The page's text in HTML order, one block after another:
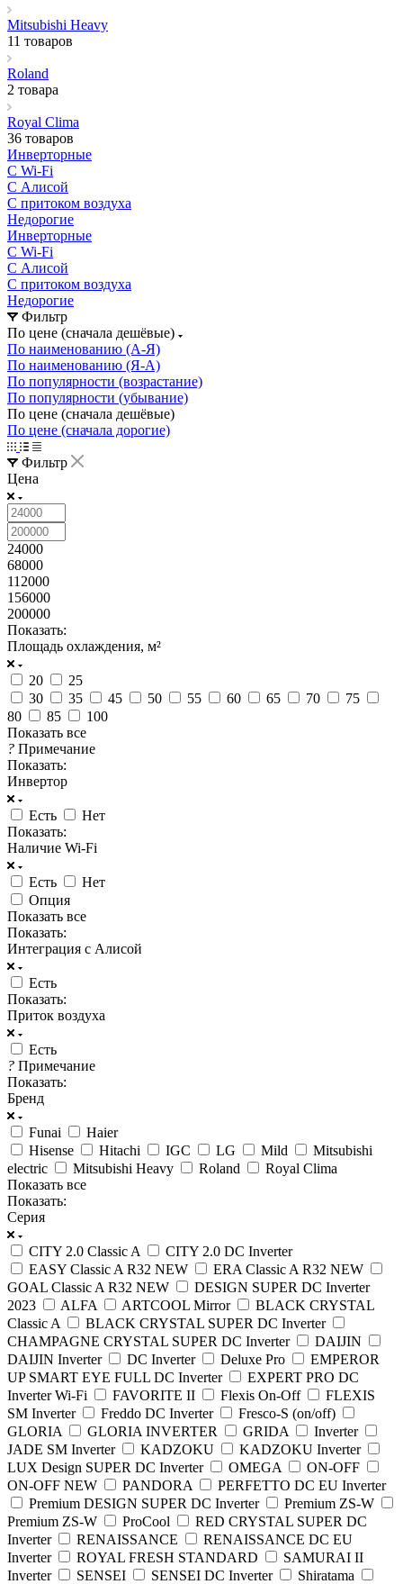
Mitsubishi Heavy
11 товаров
Roland
2 товара
Royal Clima
36 товаров
Инверторные
С Wi-Fi
С Алисой
С притоком воздуха
Недорогие
Инверторные
С Wi-Fi
С Алисой
С притоком воздуха
Недорогие
Фильтр
По цене (сначала дешёвые)
По наименованию (А-Я)
По наименованию (Я-А)
По популярности (возрастание)
По популярности (убывание)
По цене (сначала дешёвые)
По цене (сначала дорогие)
Фильтр
Цена
24000
68000
112000
156000
200000
Показать:
Площадь охлаждения, м²
20
25
30
35 45 50 55 60 65 70
75
80
85
100
Показать все
? Примечание
Показать:
Инвертор
Есть
Нет
Показать:
Наличие Wi-Fi
Есть
Нет
Опция
Показать все
Показать:
Интеграция с Алисой
Есть
Показать:
Приток воздуха
Есть
? Примечание
Показать:
Бренд
Funai
Haier
Hisense
Hitachi IGC LG Mild
Mitsubishi
electric
Mitsubishi Heavy Roland
Royal Clima
Показать все
Показать:
Серия
CITY 2.0 Classic A
CITY 2.0 DC Inverter
EASY Classic A R32 NEW
ERA Classic A R32 NEW
GOAL Classic A R32 NEW
DESIGN SUPER DC Inverter
2023
ALFA ARTCOOL Mirror
BLACK CRYSTAL
Classic A
BLACK CRYSTAL SUPER DC Inverter
CHAMPAGNE CRYSTAL SUPER DC Inverter
DAIJIN
DAIJIN Inverter
DC Inverter Deluxe Pro
EMPEROR
UP SMART EYE FULL DC Inverter
EXPERT PRO DC
Inverter Wi-Fi
FAVORITE II Flexis On-Off
FLEXIS
SM Inverter
Freddo DC Inverter
Fresco-S (on/off)
GLORIA
GLORIA INVERTER GRIDA
Inverter
JADE SM Inverter
KADZOKU
KADZOKU Inverter
LUX Design SUPER DC Inverter
OMEGA
ON-OFF
ON-OFF NEW
PANDORA
PERFETTO DC EU Inverter
Premium DESIGN SUPER DC Inverter
Premium ZS-W
Premium ZS-W
ProCool
RED CRYSTAL SUPER DC
Inverter
RENAISSANCE
RENAISSANCE DC EU
Inverter
ROYAL FRESH STANDARD
SAMURAI II
Inverter
SENSEI SENSEI DC Inverter
Shiratama